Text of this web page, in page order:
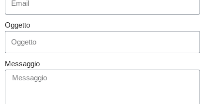
Oggetto
Messaggio